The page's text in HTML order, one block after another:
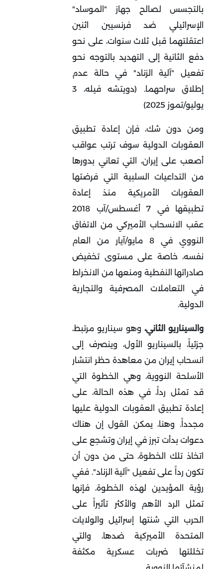
بالتجسس لصالح جهاز "الموساد"
الإسرائيلي ضد فرنسيين اثنين
اعتقلتهما قبل ثلاث سنوات، على نحو
دفع الثانية إلى التهديد بالتوجه نحو
تفعيل "آلية الزناد" في حالة عدم
إطلاق سراحهما. (دويتشه فيله، 3
يوليو/تموز 2025)
ومن دون شك، فإن إعادة تطبيق
العقوبات الدولية سوف ترتب عواقب
أصعب على إيران، التي تعاني بدورها
من التداعيات السلبية التي فرضتها
العقوبات الأمريكية منذ إعادة
تطبيقها في 7 أغسطس/آب 2018
عقب الانسحاب الأميركي من الاتفاق
النووي في 8 مايو/آيار من العام
نفسه، خاصة على مستوى تخفيض
صادراتها النفطية ومنعها من الانخراط
في التعاملات المصرفية والتجارية
الدولية.
والسيناريو الثاني، وهو سيناريو مرتبط،
جزئياً، بالسيناريو الأول، وينصرف إلى
انسحاب إيران من معاهدة حظر انتشار
الأسلحة النووية، وهي الخطوة التي
قد تمثل رداً، في هذه الحالة، على
إعادة تطبيق العقوبات الدولية عليها
مجدداً. وهنا، يمكن القول إن هناك
دعوات بدأت تبرز في إيران وتشجع على
اتخاذ تلك الخطوة، حتى من دون أن
تكون رداً على تفعيل "آلية الزناد". ففي
رؤية المؤيدين لهذه الخطوة، فإنها
تمثل الرد الأهم والأكثر تأثيراً على
الحرب التي شنتها إسرائيل والولايات
المتحدة الأميركية ضدها، والتي
تخللتها ضربات عسكرية مكثفة